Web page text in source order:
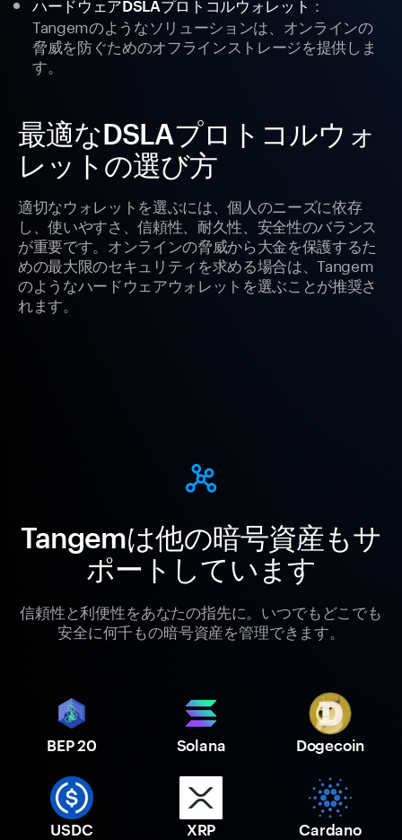
ハードウェアDSLAプロトコルウォレット
Tangemのようなソリューションは、オンラインの
脅威を防ぐためのオフラインストレージを提供しま
す。
最適なDSLAプロトコルウォ
レットの選び方
適切なウォレットを選ぶには、個人のニーズに依存
し、使いやすさ、信頼性、耐久性、安全性のバランス
が重要です。オンラインの脅威から大金を保護するた
めの最大限のセキュリティを求める場合は、Tangem
のようなハードウェアウォレットを選ぶことが推奨さ
れます。
Tangemは他の暗号資産もサ
ポートしています
信頼性と利便性をあなたの指先に。いつでもどこでも
安全に何千もの暗号資産を管理できます。
BEP 20 Solana Dogecoin
USDC XRP Cardano